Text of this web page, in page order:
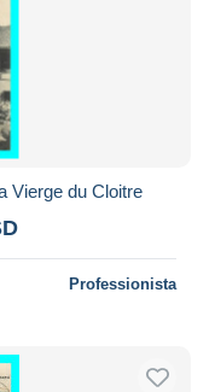
Vierge du Cloitre
Professionista